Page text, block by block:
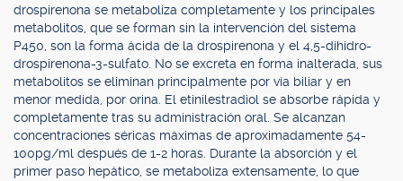
drospirenona se metaboliza completamente y los principales
metabolitos, que se forman sin la intervención del sistema
P450, son la forma ácida de la drospirenona y el 4,5-dihidro-
drospirenona-3-sulfato. No se excreta en forma inalterada, sus
metabolitos se eliminan principalmente por vía biliar y en
menor medida, por orina. El etinilestradiol se absorbe rápida y
completamente tras su administración oral. Se alcanzan
concentraciones séricas máximas de aproximadamente 54-
100pg/ml después de 1-2 horas. Durante la absorción y el
primer paso hepático, se metaboliza extensamente, lo que